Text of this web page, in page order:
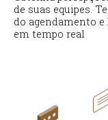
de suas equipes.
do agendamento
em tempo real